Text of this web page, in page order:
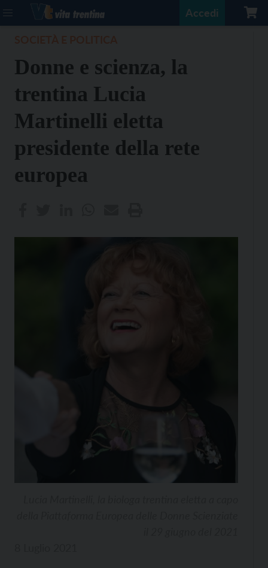
Accedi
Donne e scienza, la
trentina Lucia
Martinelli eletta
presidente della rete
europea